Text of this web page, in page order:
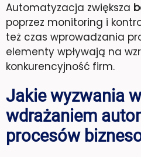
Automatyzacja zwiększa
poprzez monitoring i
też czas wprowadzania
elementy wpływają na
konkurencyjność firm.
Jakie wyzwania
wdrażaniem
procesów